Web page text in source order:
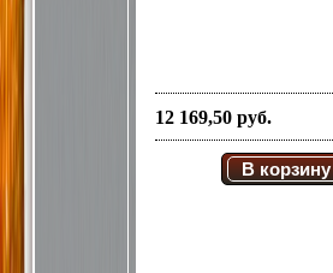
12 169,50 руб.
В корзину